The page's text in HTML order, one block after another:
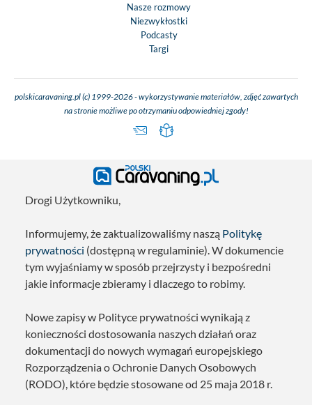
Nasze rozmowy
Niezwykłostki
Podcasty
Targi
polskicaravaning.pl (c) 1999-2026 - wykorzystywanie materiałów, zdjęć zawartych
na stronie możliwe po otrzymaniu odpowiedniej zgody!
Drogi Użytkowniku,
Informujemy, że zaktualizowaliśmy naszą Politykę
prywatności (dostępną w regulaminie). W dokumencie
tym wyjaśniamy w sposób przejrzysty i bezpośredni
jakie informacje zbieramy i dlaczego to robimy.
Nowe zapisy w Polityce prywatności wynikają z
konieczności dostosowania naszych działań oraz
dokumentacji do nowych wymagań europejskiego
Rozporządzenia o Ochronie Danych Osobowych
(RODO), które będzie stosowane od 25 maja 2018 r.